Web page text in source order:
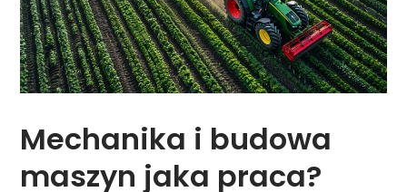
Mechanika i budowa
maszyn jaka praca?